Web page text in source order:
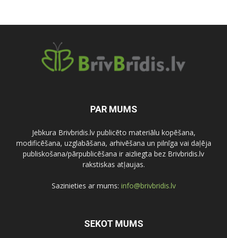
PAR MUMS
Jebkura Brivbridis.lv publicēto materiālu kopēšana,
modificēšana, uzglabāšana, arhivēšana un pilnīga vai daļēja
publiskošana/pārpublicēšana ir aizliegta bez Brivbridis.lv
rakstiskas atļaujas.
Sazinieties ar mums: info@brivbridis.lv
SEKOT MUMS